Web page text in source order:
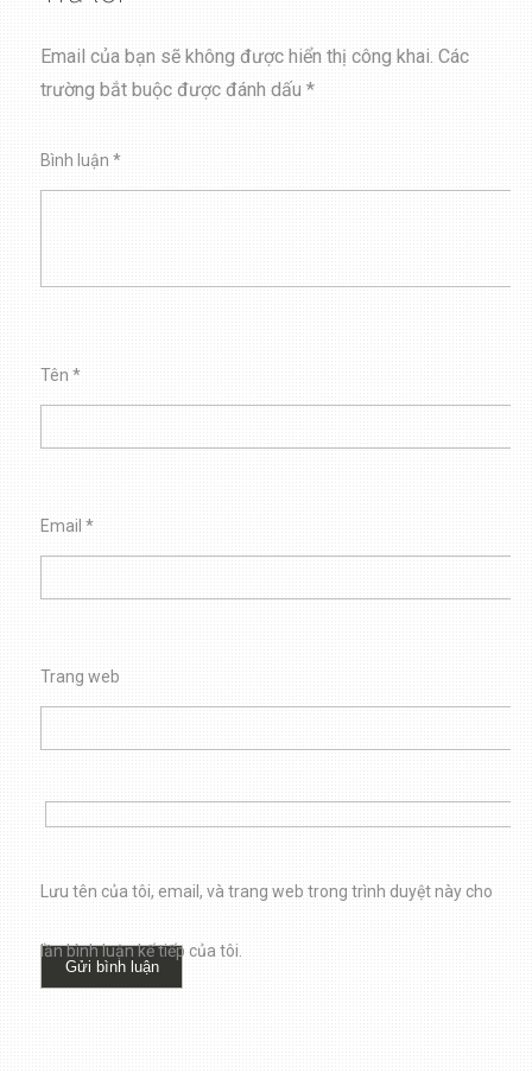
Email của bạn sẽ không được hiển thị công khai. Các
trường bắt buộc được đánh dấu*
Bình luận*
Tên*
Email*
Trang web
Lưu tên của tôi, email, và trang web trong trình duyệt này cho
lần bình luận kế tiếp của tôi.